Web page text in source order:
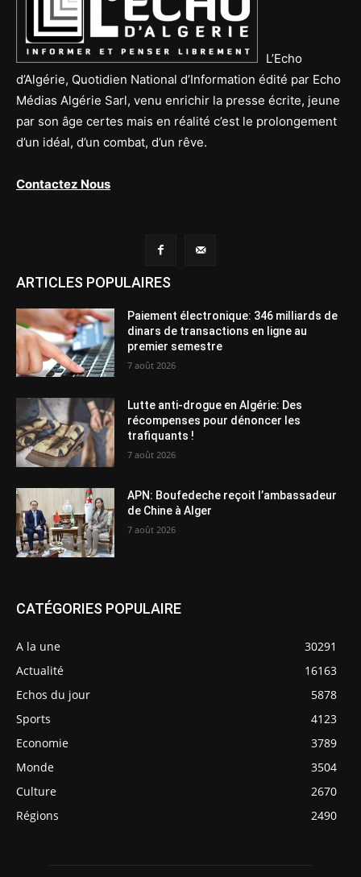
L’Echo
d’Algérie, Quotidien National d’Information édité par Echo
Médias Algérie Sarl, venu enrichir la presse écrite, jeune
par son âge certes mais en réalité c’est le prolongement
d’un idéal, d’un combat, d’un rêve.
Contactez Nous
ARTICLES POPULAIRES
Paiement électronique: 346 milliards de
dinars de transactions en ligne au
premier semestre
7 août 2026
Lutte anti-drogue en Algérie: Des
récompenses pour dénoncer les
trafiquants !
7 août 2026
APN: Boufedeche reçoit l’ambassadeur
de Chine à Alger
7 août 2026
CATÉGORIES POPULAIRE
A la une
30291
Actualité
16163
Echos du jour
5878
Sports
4123
Economie
3789
Monde
3504
Culture
2670
Régions
2490